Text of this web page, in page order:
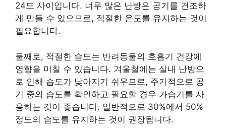
24도 사이입니다. 너무 많은 난방은 공기를 건조하
게 만들 수 있으므로, 적절한 온도를 유지하는 것이
필요합니다.
둘째로, 적절한 습도는 반려동물의 호흡기 건강에
영향을 미칠 수 있습니다. 겨울철에는 실내 난방으
로 인해 습도가 낮아지기 쉬우므로, 주기적으로 공
기 중의 습도를 확인하고 필요할 경우 가습기를 사
용하는 것이 좋습니다. 일반적으로 30%에서 50%
정도의 습도를 유지하는 것이 권장됩니다.